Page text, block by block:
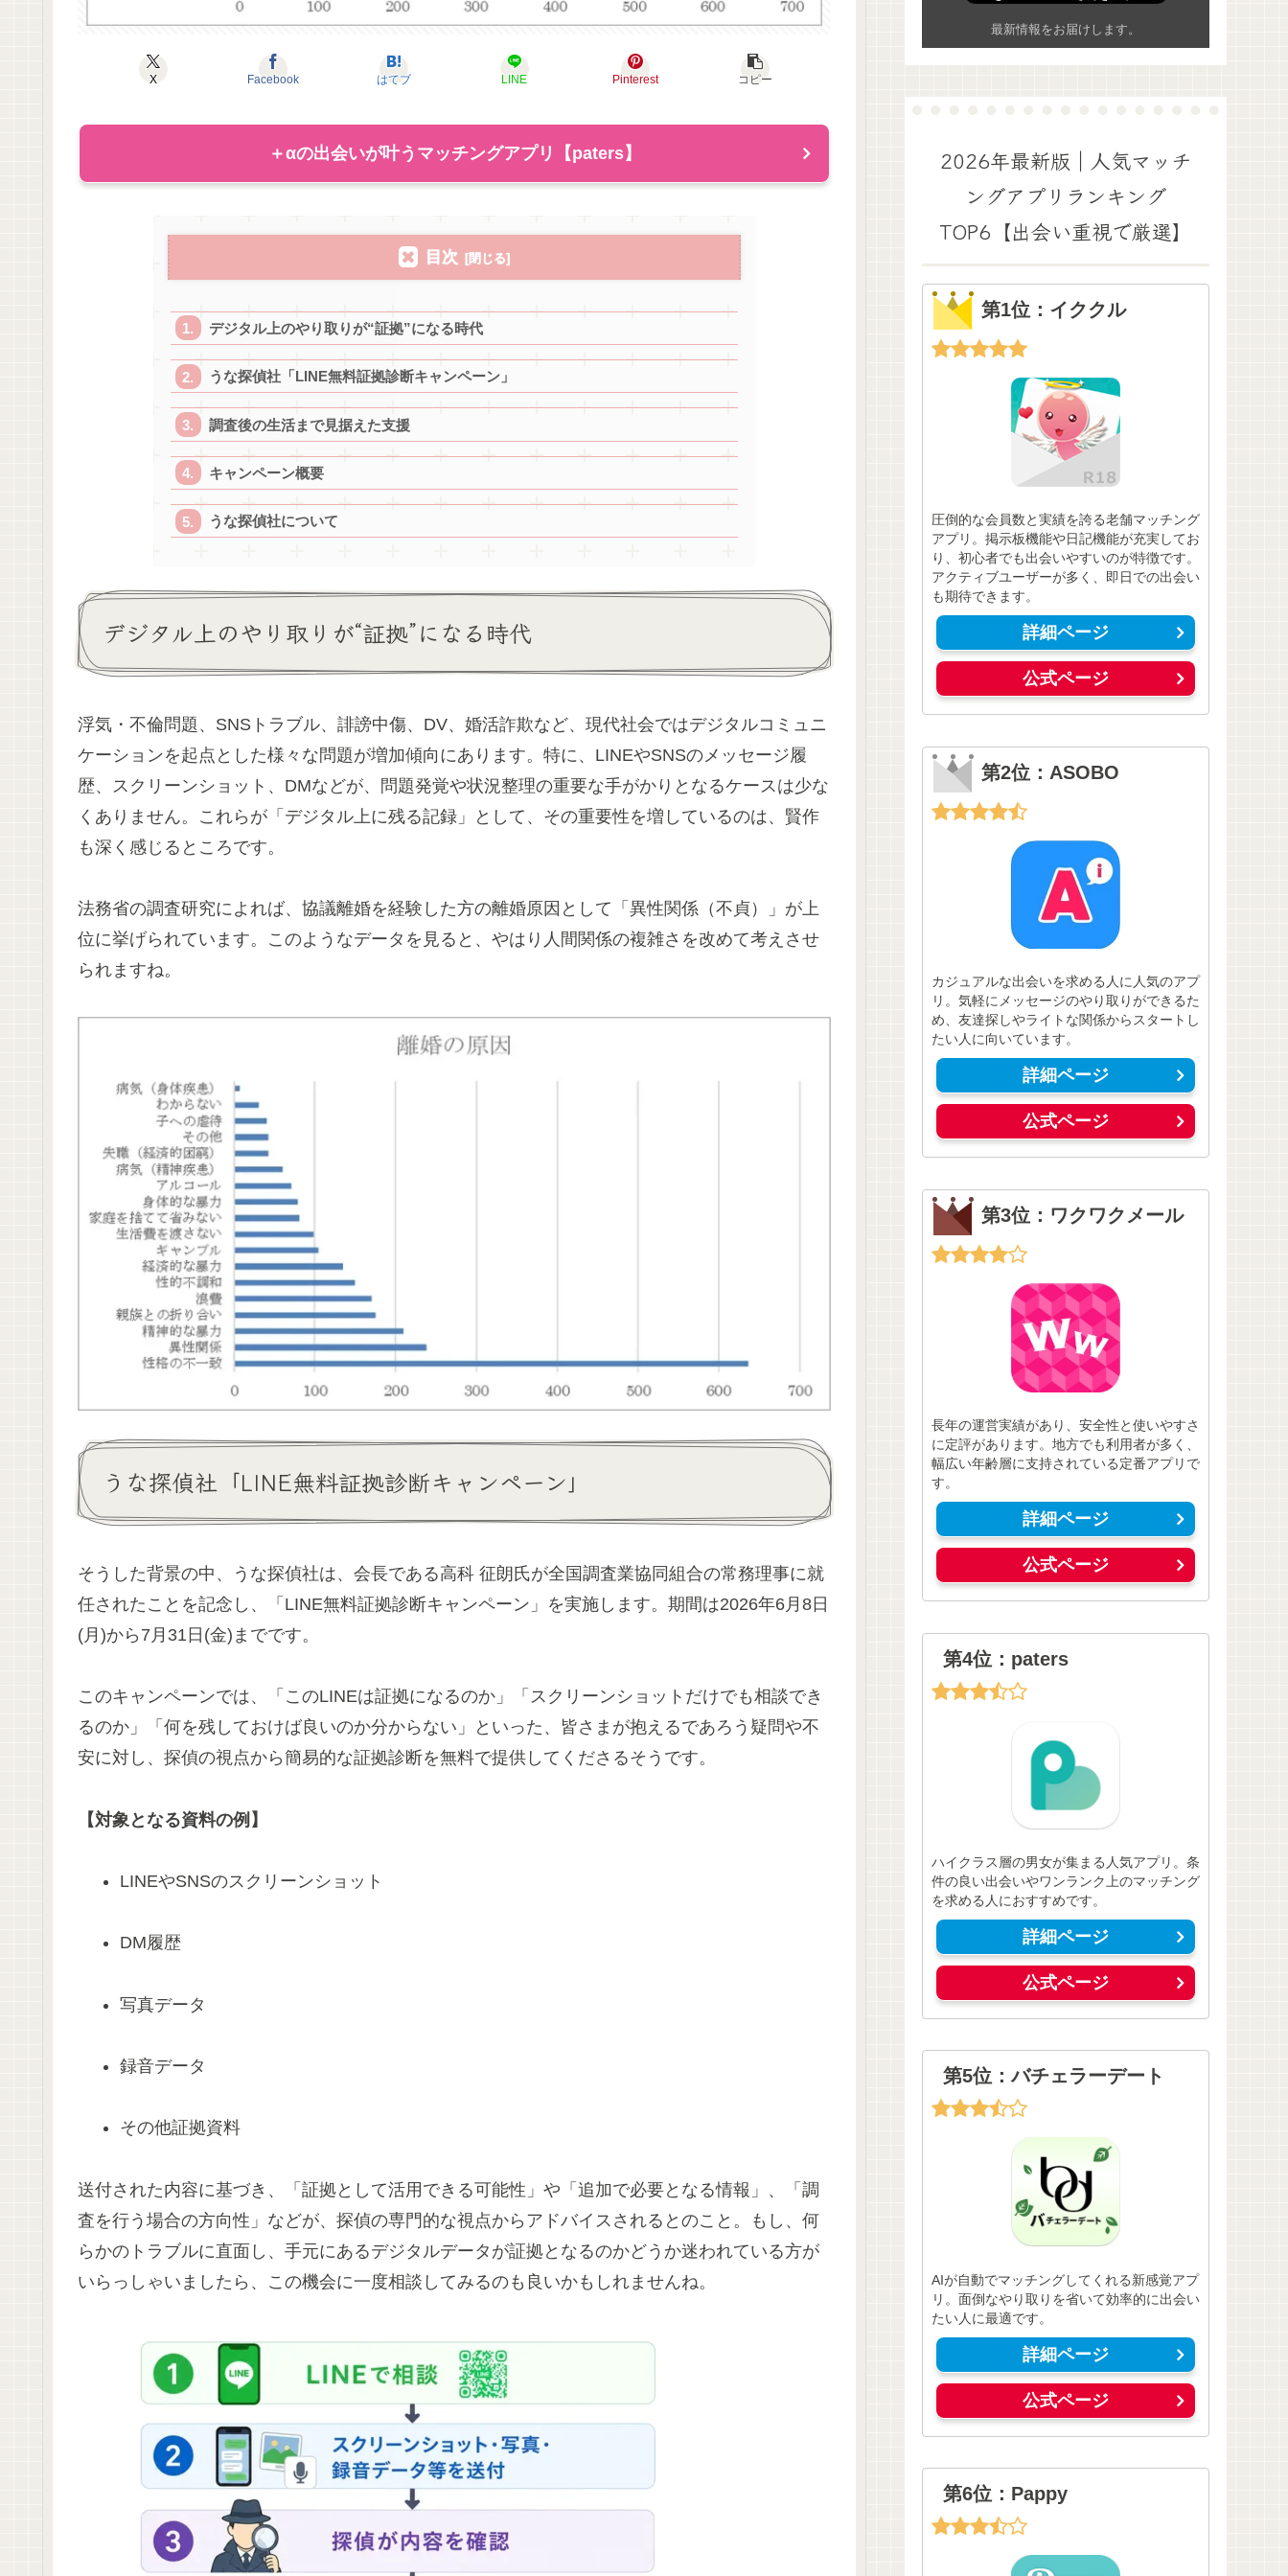
X Facebook はてブ LINE Pinterest コピー
＋αの出会いが叶うマッチングアプリ【paters】
目次
デジタル上のやり取りが“証拠”になる時代
うな探偵社「LINE無料証拠診断キャンペーン」
調査後の生活まで見据えた支援
キャンペーン概要
うな探偵社について
デジタル上のやり取りが“証拠”になる時代
浮気・不倫問題、SNSトラブル、誹謗中傷、DV、婚活詐欺など、現代社会ではデジタルコミュニ
ケーションを起点とした様々な問題が増加傾向にあります。特に、LINEやSNSのメッセージ履
歴、スクリーンショット、DMなどが、問題発覚や状況整理の重要な手がかりとなるケースは少な
くありません。これらが「デジタル上に残る記録」として、その重要性を増しているのは、賢作
も深く感じるところです。
法務省の調査研究によれば、協議離婚を経験した方の離婚原因として「異性関係（不貞）」が上
位に挙げられています。このようなデータを見ると、やはり人間関係の複雑さを改めて考えさせ
られますね。
うな探偵社「LINE無料証拠診断キャンペーン」
そうした背景の中、うな探偵社は、会長である高科 征朗氏が全国調査業協同組合の常務理事に就
任されたことを記念し、「LINE無料証拠診断キャンペーン」を実施します。期間は2026年6月8日
(月)から7月31日(金)までです。
このキャンペーンでは、「このLINEは証拠になるのか」「スクリーンショットだけでも相談でき
るのか」「何を残しておけば良いのか分からない」といった、皆さまが抱えるであろう疑問や不
安に対し、探偵の視点から簡易的な証拠診断を無料で提供してくださるそうです。
【対象となる資料の例】
LINEやSNSのスクリーンショット
DM履歴
写真データ
録音データ
その他証拠資料
送付された内容に基づき、「証拠として活用できる可能性」や「追加で必要となる情報」、「調
査を行う場合の方向性」などが、探偵の専門的な視点からアドバイスされるとのこと。もし、何
らかのトラブルに直面し、手元にあるデジタルデータが証拠となるのかどうか迷われている方が
いらっしゃいましたら、この機会に一度相談してみるのも良いかもしれませんね。
最新情報をお届けします。
2026年最新版｜人気マッチ
ングアプリランキング
TOP6【出会い重視で厳選】
第1位：イククル
圧倒的な会員数と実績を誇る老舗マッチング
アプリ。掲示板機能や日記機能が充実してお
り、初心者でも出会いやすいのが特徴です。
アクティブユーザーが多く、即日での出会い
も期待できます。
詳細ページ
公式ページ
第2位：ASOBO
カジュアルな出会いを求める人に人気のアプ
リ。気軽にメッセージのやり取りができるた
め、友達探しやライトな関係からスタートし
たい人に向いています。
詳細ページ
公式ページ
第3位：ワクワクメール
長年の運営実績があり、安全性と使いやすさ
に定評があります。地方でも利用者が多く、
幅広い年齢層に支持されている定番アプリで
す。
詳細ページ
公式ページ
第4位：paters
ハイクラス層の男女が集まる人気アプリ。条
件の良い出会いやワンランク上のマッチング
を求める人におすすめです。
詳細ページ
公式ページ
第5位：バチェラーデート
AIが自動でマッチングしてくれる新感覚アプ
リ。面倒なやり取りを省いて効率的に出会い
たい人に最適です。
詳細ページ
公式ページ
第6位：Pappy